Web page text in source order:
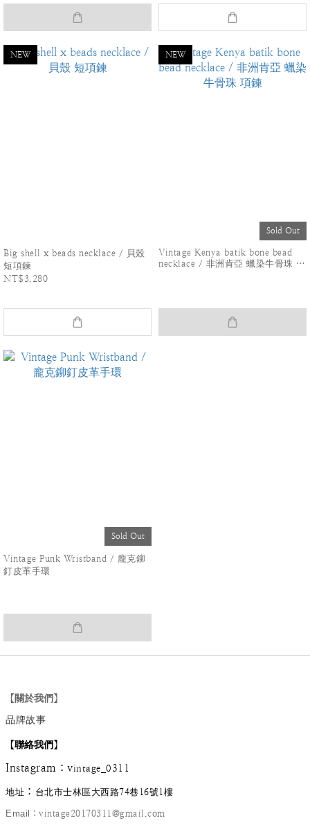
NEW
Big shell x beads necklace / 貝殼
短項鍊
NT$3,280
NEW
Sold Out
Vintage Kenya batik bone bead
necklace / 非洲肯亞 蠟染牛骨珠 項
Sold Out
Vintage Punk Wristband / 龐克鉚
釘皮革手環
【關於我們】
品牌故事
【聯絡我們 】
Instagram ： vintage_0311
地址 ： 台北市士林區大西路74巷16號1樓
Email ：vintage20170311@gmail.com